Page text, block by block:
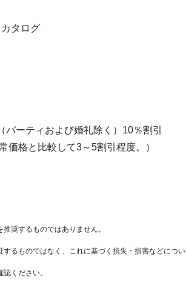
タログ
ーティおよび婚礼除く）10％割引
価格と比較して3～5割引程度。）
奨するものではありません。
るものではなく、これに基づく損失・損害などについ
ください。